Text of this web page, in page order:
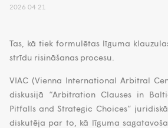
2026 04 21
Tas, kā tiek formulētas līguma
strīdu risināšanas procesu.
VIAC (Vienna International Arbitral
diskusijā “Arbitration Clauses in
Pitfalls and Strategic Choices”
diskutēja par to, kā līguma